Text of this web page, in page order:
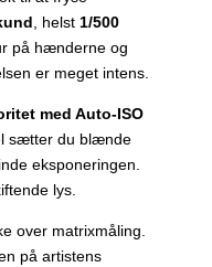
, helst 1/500
på hænderne og
er meget intens.
med Auto-ISO
sætter du blænde
eksponeringen.
lys.
over matrixmåling.
på artistens